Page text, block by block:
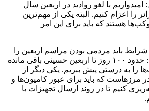
‌امیدواریم با لغو روادید در اربعین سال
میلیون زائر را اعزام کنیم. البته یکی از مهم‌ترین
هستند که باید برای این امر
شرایط باید مردمی بودن مراسم اربعین را
حفظ کنیم، تصریح کرد: حدود ۱۰۰ روز تا اربعین حسینی باقی مانده
را به درستی پیش ببریم. یکی دیگر از
مرزهاست که باید برای عبور کامیون‌ها ‌و
کنیم تا در روند ارسال تجهیزات با